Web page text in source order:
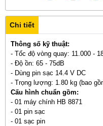
Chi tiết
Thông số kỹ thuật:
- Tốc độ vòng quay: 11.000 -
- Độ ồn: 65 - 75dB
- Dùng pin sạc 14.4 V DC
- Trọng lượng: 1.80 kg (bao
Cấu hình chuẩn gồm:
- 01 máy chính HB 8871
- 01 pin sạc
- 01 sạc pin